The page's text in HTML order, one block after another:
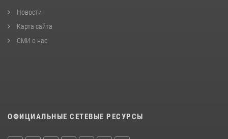
Новости
Карта сайта
СМИ о нас
ОФИЦИАЛЬНЫЕ СЕТЕВЫЕ РЕСУРСЫ